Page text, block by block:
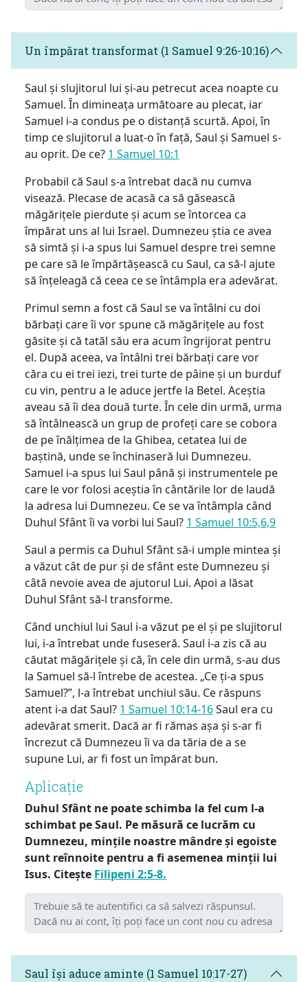
Un împărat transformat (1 Samuel 9:26-10:16)
Saul și slujitorul lui și-au petrecut acea noapte cu
Samuel. În dimineața următoare au plecat, iar
Samuel i-a condus pe o distanță scurtă. Apoi, în
timp ce slujitorul a luat-o în față, Saul și Samuel s-
au oprit. De ce? 1 Samuel 10:1
Probabil că Saul s-a întrebat dacă nu cumva
visează. Plecase de acasă ca să găsească
măgărițele pierdute și acum se întorcea ca
împărat uns al lui Israel. Dumnezeu știa ce avea
să simtă și i-a spus lui Samuel despre trei semne
pe care să le împărtășească cu Saul, ca să-l ajute
să înțeleagă că ceea ce se întâmpla era adevărat.
Primul semn a fost că Saul se va întâlni cu doi
bărbați care îi vor spune că măgărițele au fost
găsite și că tatăl său era acum îngrijorat pentru
el. După aceea, va întâlni trei bărbați care vor
căra cu ei trei iezi, trei turte de pâine și un burduf
cu vin, pentru a le aduce jertfe la Betel. Aceștia
aveau să îi dea două turte. În cele din urmă, urma
să întâlnească un grup de profeți care se cobora
de pe înălțimea de la Ghibea, cetatea lui de
baștină, unde se închinaseră lui Dumnezeu.
Samuel i-a spus lui Saul până și instrumentele pe
care le vor folosi aceștia în cântările lor de laudă
la adresa lui Dumnezeu. Ce se va întâmpla când
Duhul Sfânt îi va vorbi lui Saul? 1 Samuel 10:5,6,9
Saul a permis ca Duhul Sfânt să-i umple mintea și
a văzut cât de pur și de sfânt este Dumnezeu și
câtă nevoie avea de ajutorul Lui. Apoi a lăsat
Duhul Sfânt să-l transforme.
Când unchiul lui Saul i-a văzut pe el și pe slujitorul
lui, i-a întrebat unde fuseseră. Saul i-a zis că au
căutat măgărițele și că, în cele din urmă, s-au dus
la Samuel să-l întrebe de acestea. „Ce ți-a spus
Samuel?”, l-a întrebat unchiul său. Ce răspuns
atent i-a dat Saul? 1 Samuel 10:14-16Saul era cu
adevărat smerit. Dacă ar fi rămas așa și s-ar fi
încrezut că Dumnezeu îi va da tăria de a se
supune Lui, ar fi fost un împărat bun.
Aplicație
Duhul Sfânt ne poate schimba la fel cum l-a
schimbat pe Saul. Pe măsură ce lucrăm cu
Dumnezeu, mințile noastre mândre și egoiste
sunt reînnoite pentru a fi asemenea minții lui
Isus. Citește Filipeni 2:5-8.
Saul își aduce aminte (1 Samuel 10:17-27)